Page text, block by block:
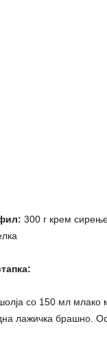
300 г крем
со 150 мл млако
лажичка брашно.